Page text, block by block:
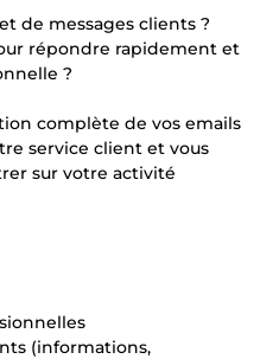
de messages clients ?
répondre rapidement et
?
complète de vos emails
service client et vous
sur votre activité
(informations,